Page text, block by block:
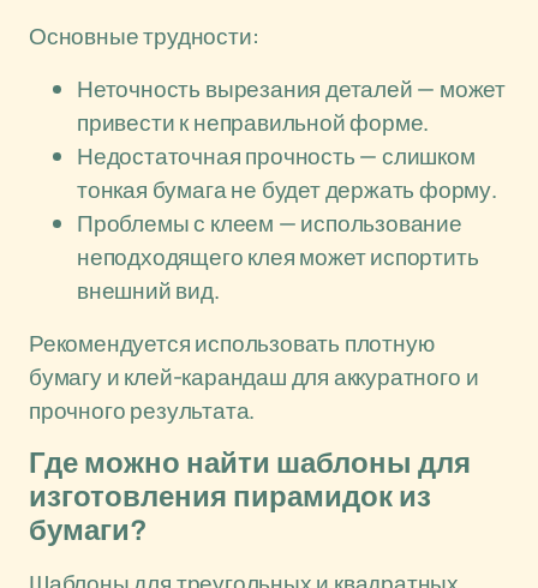
Основные трудности:
Неточность вырезания деталей — может
привести к неправильной форме.
Недостаточная прочность — слишком
тонкая бумага не будет держать форму.
Проблемы с клеем — использование
неподходящего клея может испортить
внешний вид.
Рекомендуется использовать плотную
бумагу и клей-карандаш для аккуратного и
прочного результата.
Где можно найти шаблоны для
изготовления пирамидок из
бумаги?